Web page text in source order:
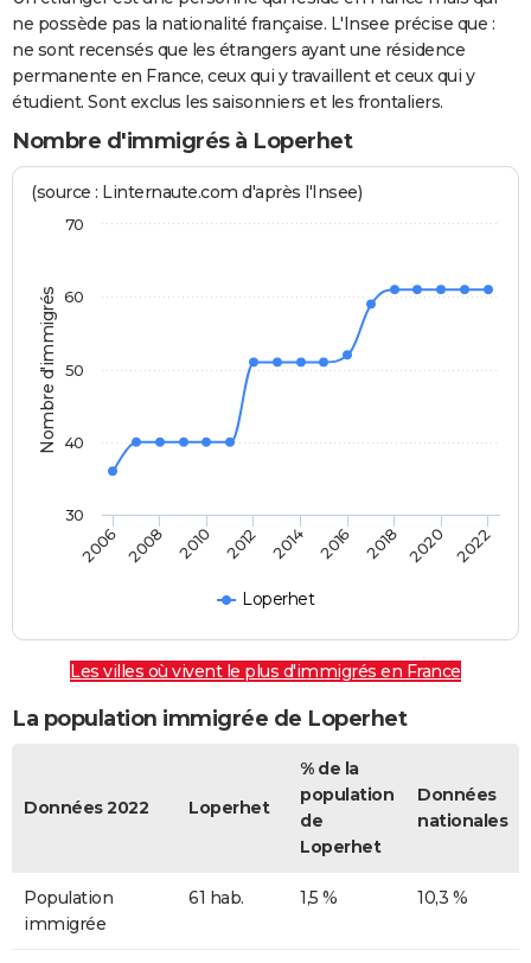
ne possède pas la nationalité française. L'Insee précise que :
ne sont recensés que les étrangers ayant une résidence
permanente en France, ceux qui y travaillent et ceux qui y
étudient. Sont exclus les saisonniers et les frontaliers.
Nombre d'immigrés à Loperhet
Nombre d'immigrés
(source : Linternaute.com d'après l'Insee)
Loperhet
2006 2008 2010 2012 2014 2016 2018 2020 2022
30
40
50
60
70
Les villes où vivent le plus d'immigrés en France
La population immigrée de Loperhet
Données 2022 Loperhet
% de la
population
de
Loperhet
Données
nationales
Population
immigrée
61 hab. 1,5 % 10,3 %